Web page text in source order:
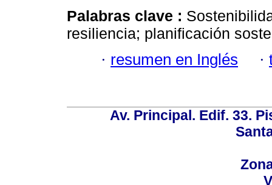
Palabras clave :
resiliencia; planificación
· resumen en Inglés ·
Av. Principal. Edif. 33.